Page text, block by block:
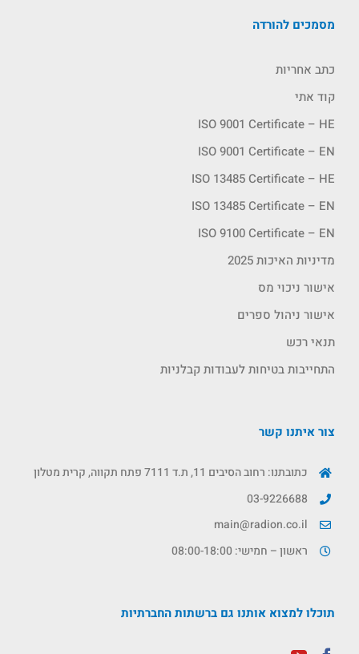
מסמכים להורדה
כתב אחריות
קוד אתי
ISO 9001 Certificate – HE
ISO 9001 Certificate – EN
ISO 13485 Certificate – HE
ISO 13485 Certificate – EN
ISO 9100 Certificate – EN
מדיניות האיכות 2025
אישור ניכוי מס
אישור ניהול ספרים
תנאי רכש
התחייבות בטיחות לעבודות קבלניות
צור איתנו קשר
כתובתנו: רחוב הסיבים 11, ת.ד 7111 פתח תקווה, קרית מטלון
03-9226688
main@radion.co.il
ראשון – חמישי: 08:00-18:00
תוכלו למצוא אותנו גם ברשתות החברתיות